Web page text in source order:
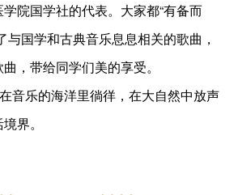
院国学社的代表。大家都“有备而
与国学和古典音乐息息相关的歌曲，
，带给同学们美的享受。
音乐的海洋里徜徉，在大自然中放声
界。